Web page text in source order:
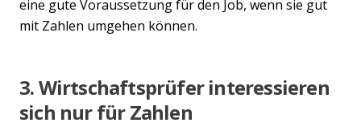
eine gute Voraussetzung für den Job, wenn sie gut
mit Zahlen umgehen können.
3. Wirtschaftsprüfer interessieren
sich nur für Zahlen